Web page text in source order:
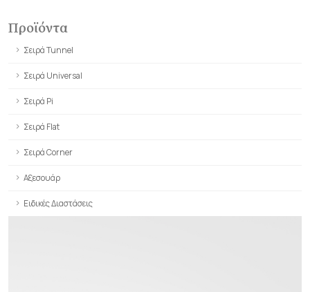
Προϊόντα
Σειρά Tunnel
Σειρά Universal
Σειρά Pi
Σειρά Flat
Σειρά Corner
Αξεσουάρ
Ειδικές Διαστάσεις